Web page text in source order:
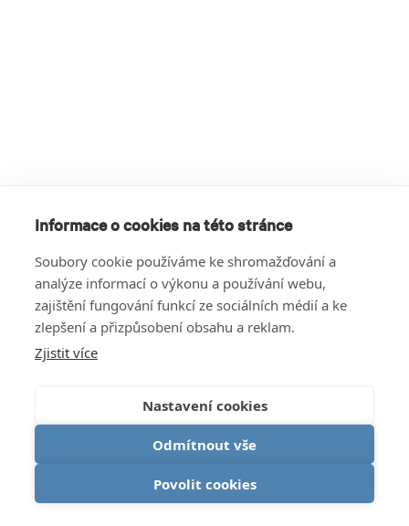
Informace o cookies na této stránce
Soubory cookie používáme ke shromažďování a
analýze informací o výkonu a používání webu,
zajištění fungování funkcí ze sociálních médií a ke
zlepšení a přizpůsobení obsahu a reklam.
Zjistit více
Nastavení cookies
Odmítnout vše
Povolit cookies